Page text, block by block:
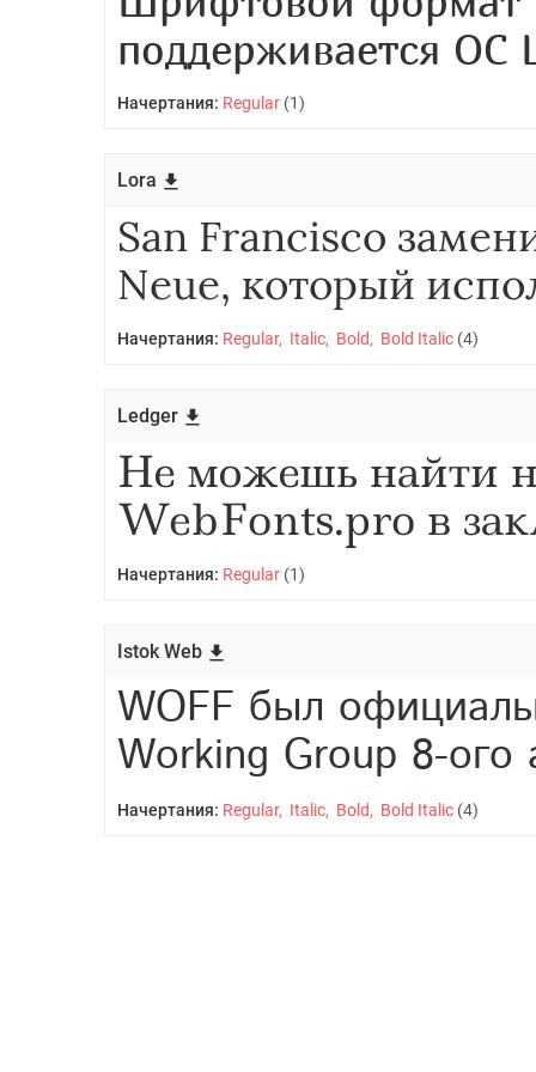
Начертания: Regular (1)
Lora
Начертания: Regular, Italic, Bold, Bold Italic (4)
Ledger
Начертания: Regular (1)
Istok Web
Начертания: Regular, Italic, Bold, Bold Italic (4)